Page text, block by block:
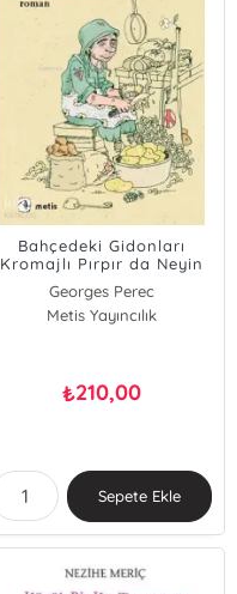
Bahçedeki Gidonları
Kromajlı Pırpır da Neyin
Georges Perec
Metis Yayıncılık
₺210,00
Sepete Ekle